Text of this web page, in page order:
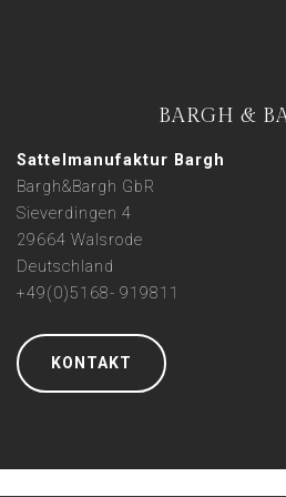
BARGH &
Sattelmanufaktur Bargh
Bargh&Bargh GbR
Sieverdingen 4
29664 Walsrode
Deutschland
+49(0)5168- 919811
KONTAKT